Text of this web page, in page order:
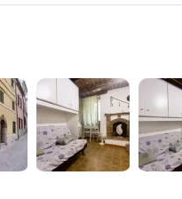
camera e da bagno per